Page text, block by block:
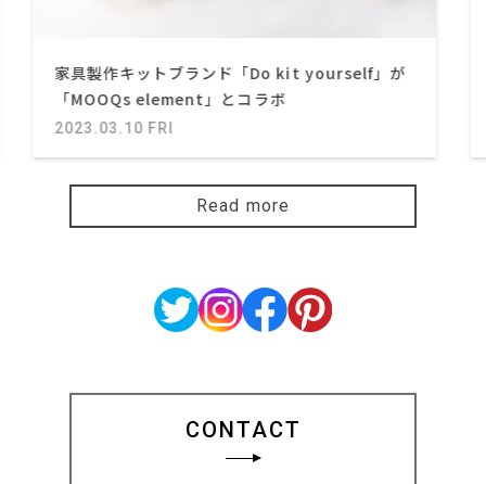
家具製作キットブランド「Do kit yourself」が
「MOOQs element」とコラボ
2023.03.10 FRI
Read more
CONTACT